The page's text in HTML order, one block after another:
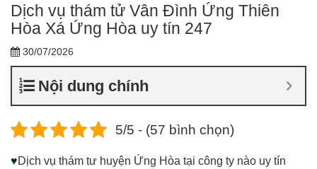
Dịch vụ thám tử Vân Đình Ứng Thiên
Hòa Xá Ứng Hòa uy tín 247
30/07/2026
Nội dung chính
5/5 - (57 bình chọn)
♥Dịch vụ thám tư huyện Ứng Hòa tại công ty nào uy tín